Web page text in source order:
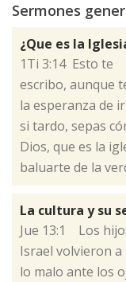
Sermones
¿Que es la
​1Ti 3:14 Esto te
escribo, aunque
la esperanza de
si tardo, sepas
Dios, que es la
baluarte de la
La cultura y su
​Jue 13:1 Los
Israel volvieron a
lo malo ante los